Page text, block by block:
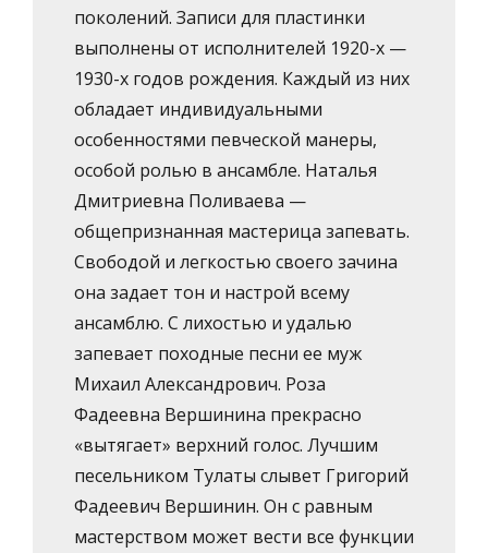
поколений. Записи для пластинки
выполнены от исполнителей 1920-х —
1930-х годов рождения. Каждый из них
обладает индивидуальными
особенностями певческой манеры,
особой ролью в ансамбле. Наталья
Дмитриевна Поливаева —
общепризнанная мастерица запевать.
Свободой и легкостью своего зачина
она задает тон и настрой всему
ансамблю. С лихостью и удалью
запевает походные песни ее муж
Михаил Александрович. Роза
Фадеевна Вершинина прекрасно
«вытягает» верхний голос. Лучшим
песельником Тулаты слывет Григорий
Фадеевич Вершинин. Он с равным
мастерством может вести все функции